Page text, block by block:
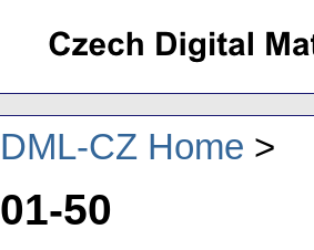
DML-CZ Home
01-50